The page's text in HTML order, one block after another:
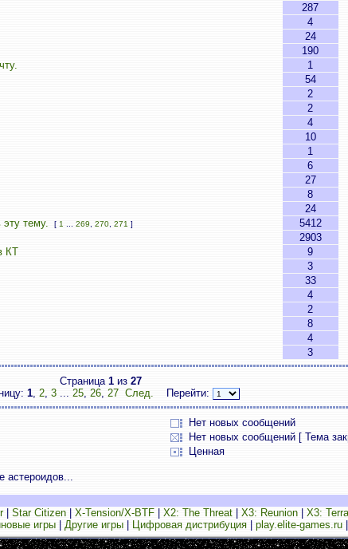
287
4
24
190
1
54
2
2
4
10
1
6
27
8
24
тему. [ 1 269 270, 271 ] 5412
2903
КТ 9
3
33
4
2
8
4
3
Страница 1из 27
1, 2, 3 ... 25, 26, 27 След. Перейти:
Нет новых сообщений
Нет новых сообщений [ Тема
Ценная
астероидов...
| Star Citizen| X-Tension/X-BTF| X2: The Threat| X3: Reunion| X3:
игры| Другие игры| Цифровая дистрибуция| play.elite-games.ru|